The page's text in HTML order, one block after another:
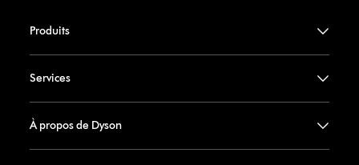
Produits
Services
À propos de Dyson